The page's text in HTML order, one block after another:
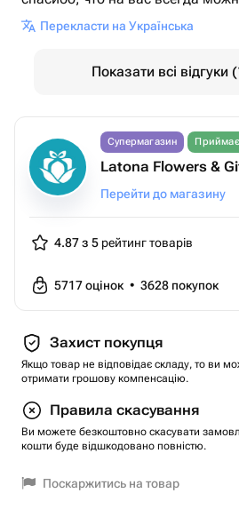
Перекласти на Українська
Показати всі відгуки
Супермагазин
Latona Flowers &
Перейти до магазину
4.87 з 5 рейтинг товарів
5717оцінок • 3628 покупок
Захист покупця
Якщо товар не відповідає складу, то ви
отримати грошову компенсацію.
Правила скасування
Ви можете безкоштовно скасувати
кошти буде відшкодовано повністю.
Поскаржитись на товар